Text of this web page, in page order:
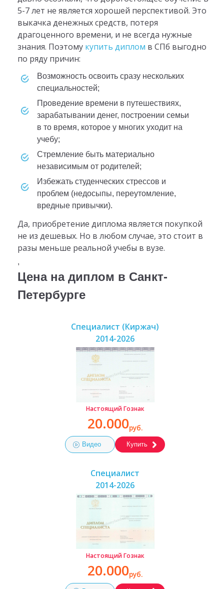
5-7 лет не является хорошей перспективой. Это
выкачка денежных средств, потеря
драгоценного времени, и не всегда нужные
знания. Поэтому купить диплом в СПб выгодно
по ряду причин:
возможность освоить сразу нескольких
специальностей;
проведение времени в путешествиях,
зарабатывании денег, построении семьи
в то время, которое у многих уходит на
учебу;
стремление быть материально
независимым от родителей;
Избежать студенческих стрессов и
проблем (недосыпы, переутомление,
вредные привычки).
Да, приобретение диплома является покупкой
не из дешевых. Но в любом случае, это стоит в
разы меньше реальной учебы в вузе.
,
Цена на диплом в Санкт-
Петербурге
Специалист (Киржач)
2014-2026
Настоящий Гознак
20.000руб.
Видео Купить
Специалист
2014-2026
Настоящий Гознак
20.000руб.